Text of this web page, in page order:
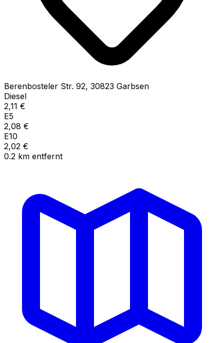
Berenbosteler Str. 92, 30823 Garbsen
Diesel
2,11 €
E5
2,08 €
E10
2,02 €
0.2 km entfernt